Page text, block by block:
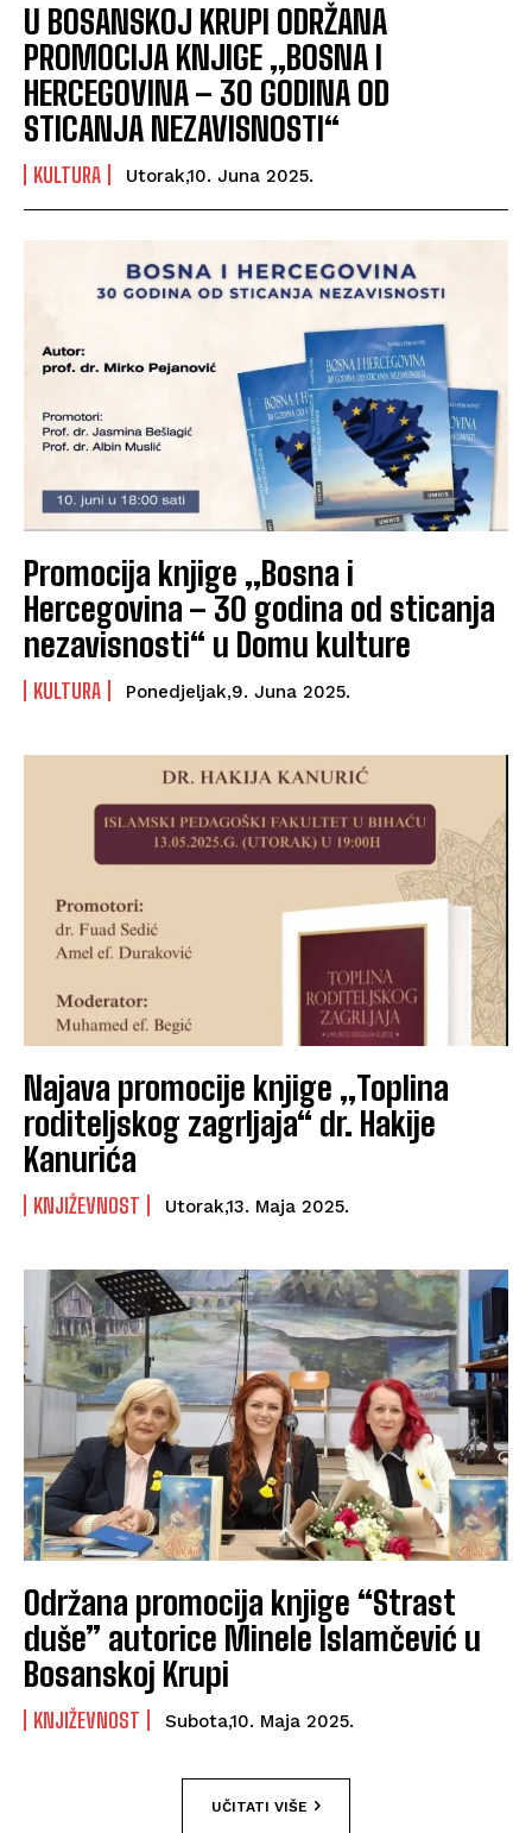
U BOSANSKOJ KRUPI ODRŽANA
PROMOCIJA KNJIGE „BOSNA I
HERCEGOVINA – 30 GODINA OD
STICANJA NEZAVISNOSTI“
KULTURA Utorak,10. Juna 2025.
Promocija knjige „Bosna i
Hercegovina – 30 godina od sticanja
nezavisnosti“ u Domu kulture
KULTURA Ponedjeljak,9. Juna 2025.
Najava promocije knjige „Toplina
roditeljskog zagrljaja“ dr. Hakije
Kanurića
KNJIŽEVNOST Utorak,13. Maja 2025.
Održana promocija knjige “Strast
duše” autorice Minele Islamčević u
Bosanskoj Krupi
KNJIŽEVNOST Subota,10. Maja 2025.
UČITATI VIŠE